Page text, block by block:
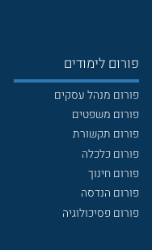
פורום לימודים
פורום מנהל עסקים
פורום משפטים
פורום תקשורת
פורום כלכלה
פורום חינוך
פורום הנדסה
פורום פסיכולוגיה